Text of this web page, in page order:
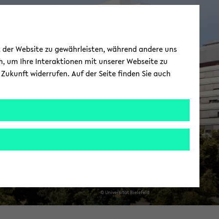
© Uni­ver­si­tät Bie­le­feld
Website zu gewährleisten, während andere uns
um Ihre Interaktionen mit unserer Webseite zu
widerrufen. Auf der Seite finden Sie auch